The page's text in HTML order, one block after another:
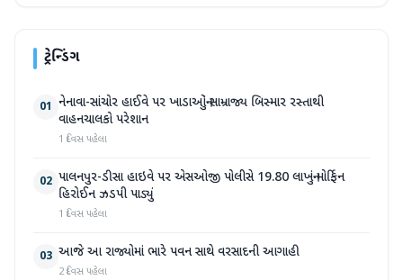
ટ્રેન્ડિંગ
01 નેનાવા-સાંચોર હાઈવે પર ખાડાઓનું સામ્રાજ્ય બિસ્માર રસ્તાથી
વાહનચાલકો પરેશાન
1 દિવસ પહેલા
02 પાલનપુર-ડીસા હાઇવે પર એસઓજી પોલીસે 19.80 લાખનું મોર્ફિન
હિરોઈન ઝડપી પાડ્યું
1 દિવસ પહેલા
03 આજે આ રાજ્યોમાં ભારે પવન સાથે વરસાદની આગાહી
2 દિવસ પહેલા